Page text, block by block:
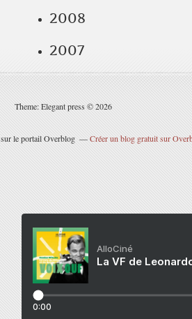
2008
2007
Theme: Elegant press © 2026
sur le portail Overblog Créer un blog gratuit sur
AlloCiné
La VF de
0:00